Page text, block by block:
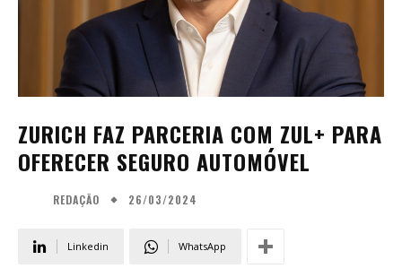
ZURICH FAZ PARCERIA COM ZUL+ PARA
OFERECER SEGURO AUTOMÓVEL
REDAÇÃO 26/03/2024
Linkedin WhatsApp